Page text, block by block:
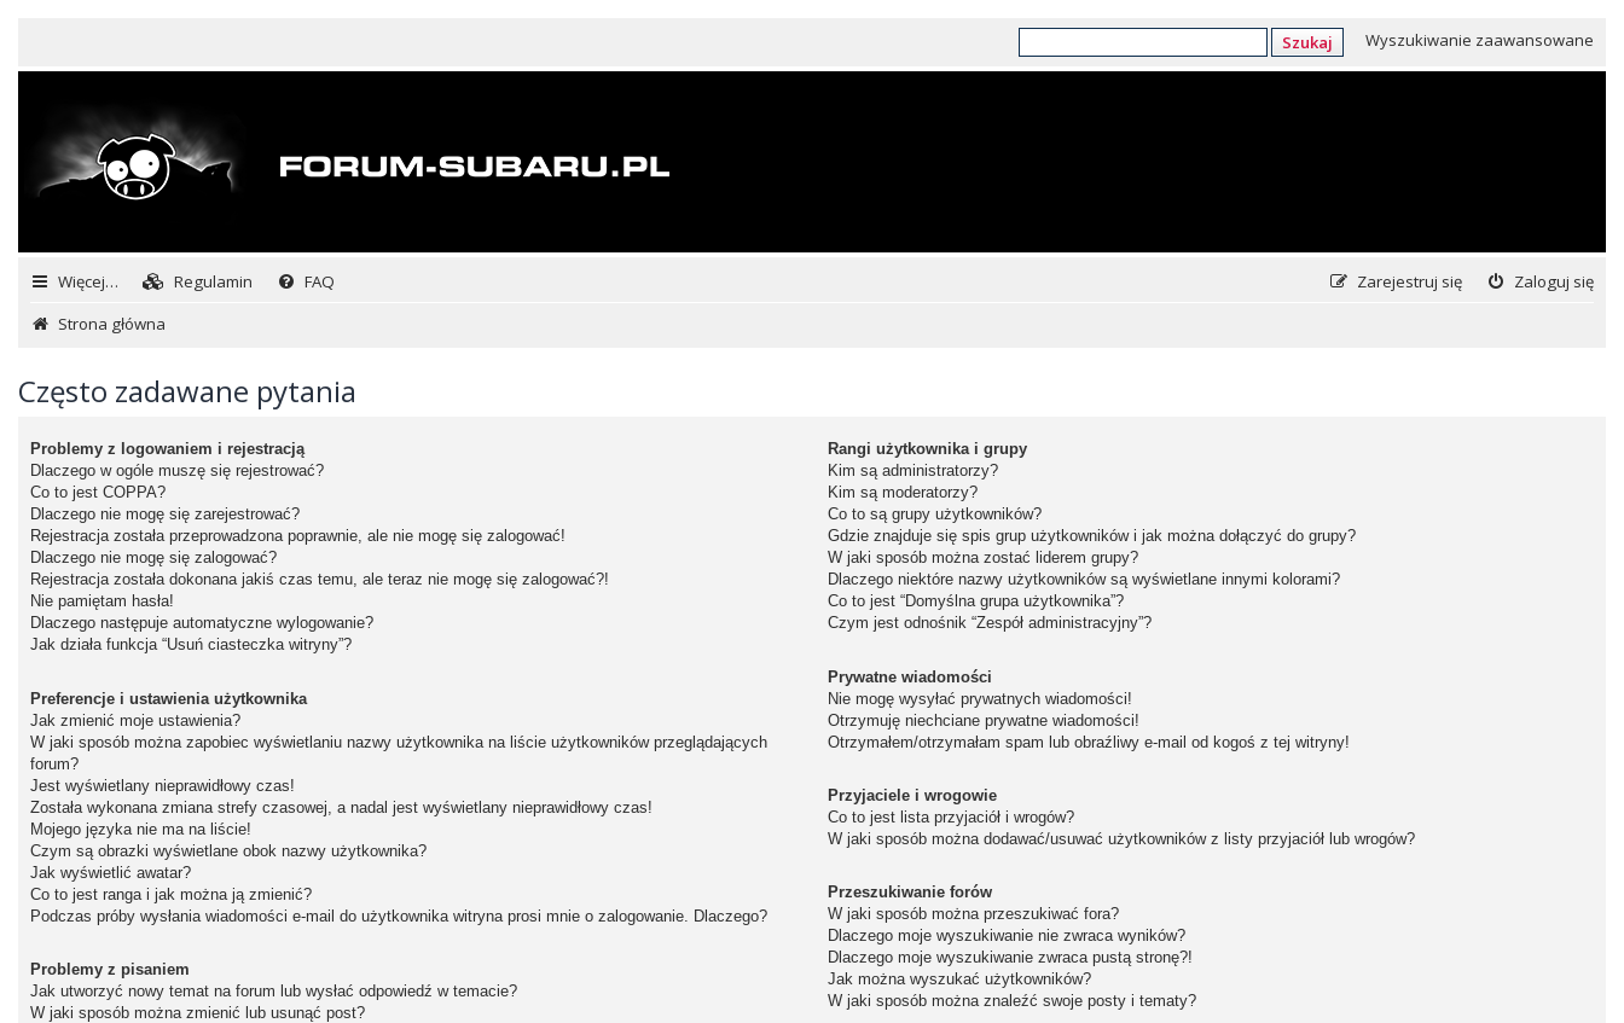
Szukaj Wyszukiwanie zaawansowane
Więcej… Regulamin FAQ Zaloguj się
Zarejestruj się
Strona główna
Często zadawane pytania
Problemy z logowaniem i rejestracją
Dlaczego w ogóle muszę się rejestrować?
Co to jest COPPA?
Dlaczego nie mogę się zarejestrować?
Rejestracja została przeprowadzona poprawnie, ale nie mogę się zalogować!
Dlaczego nie mogę się zalogować?
Rejestracja została dokonana jakiś czas temu, ale teraz nie mogę się zalogować?!
Nie pamiętam hasła!
Dlaczego następuje automatyczne wylogowanie?
Jak działa funkcja “Usuń ciasteczka witryny”?
Preferencje i ustawienia użytkownika
Jak zmienić moje ustawienia?
W jaki sposób można zapobiec wyświetlaniu nazwy użytkownika na liście użytkowników przeglądających
forum?
Jest wyświetlany nieprawidłowy czas!
Została wykonana zmiana strefy czasowej, a nadal jest wyświetlany nieprawidłowy czas!
Mojego języka nie ma na liście!
Czym są obrazki wyświetlane obok nazwy użytkownika?
Jak wyświetlić awatar?
Co to jest ranga i jak można ją zmienić?
Podczas próby wysłania wiadomości e-mail do użytkownika witryna prosi mnie o zalogowanie. Dlaczego?
Problemy z pisaniem
Jak utworzyć nowy temat na forum lub wysłać odpowiedź w temacie?
W jaki sposób można zmienić lub usunąć post?
Rangi użytkownika i grupy
Kim są administratorzy?
Kim są moderatorzy?
Co to są grupy użytkowników?
Gdzie znajduje się spis grup użytkowników i jak można dołączyć do grupy?
W jaki sposób można zostać liderem grupy?
Dlaczego niektóre nazwy użytkowników są wyświetlane innymi kolorami?
Co to jest “Domyślna grupa użytkownika”?
Czym jest odnośnik “Zespół administracyjny”?
Prywatne wiadomości
Nie mogę wysyłać prywatnych wiadomości!
Otrzymuję niechciane prywatne wiadomości!
Otrzymałem/otrzymałam spam lub obraźliwy e-mail od kogoś z tej witryny!
Przyjaciele i wrogowie
Co to jest lista przyjaciół i wrogów?
W jaki sposób można dodawać/usuwać użytkowników z listy przyjaciół lub wrogów?
Przeszukiwanie forów
W jaki sposób można przeszukiwać fora?
Dlaczego moje wyszukiwanie nie zwraca wyników?
Dlaczego moje wyszukiwanie zwraca pustą stronę?!
Jak można wyszukać użytkowników?
W jaki sposób można znaleźć swoje posty i tematy?